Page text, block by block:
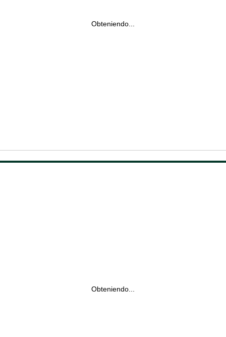
Obteniendo...
Obteniendo...